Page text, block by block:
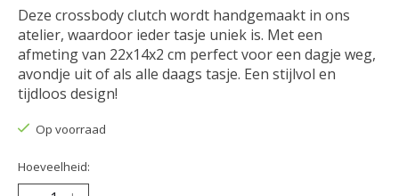
Deze crossbody clutch wordt handgemaakt in ons
atelier, waardoor ieder tasje uniek is. Met een
afmeting van 22x14x2 cm perfect voor een dagje weg,
avondje uit of als alle daags tasje. Een stijlvol en
tijdloos design!
Op voorraad
Hoeveelheid: